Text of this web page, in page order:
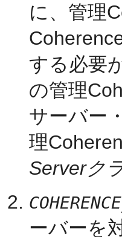
に、管理
する必要
の管理
サーバー
理
Serverク
ーバーを